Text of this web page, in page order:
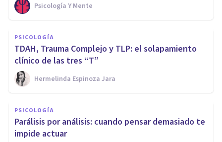
Psicología Y Mente
PSICOLOGÍA
TDAH, Trauma Complejo y TLP: el solapamiento
clínico de las tres “T”
Hermelinda Espinoza Jara
PSICOLOGÍA
Parálisis por análisis: cuando pensar demasiado te
impide actuar